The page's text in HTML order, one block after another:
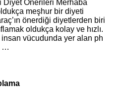
Önerileri Merhaba
meşhur bir diyeti
önerdiği diyetlerden biri
oldukça kolay ve hızlı.
vücudunda yer alan ph
…